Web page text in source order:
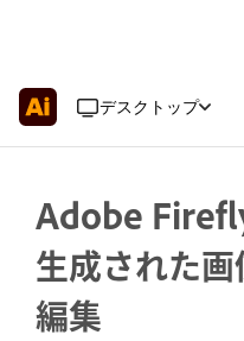
デスクトップ
Adobe
生成された
編集